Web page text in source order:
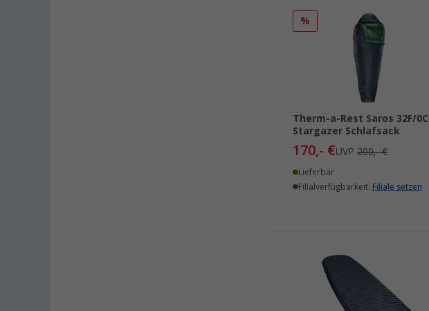
%
Therm-a-Rest Saros 32F/0C
Stargazer Schlafsack
170,- €UVP200,- €
Lieferbar
Filialverfügbarkeit: Filiale setzen